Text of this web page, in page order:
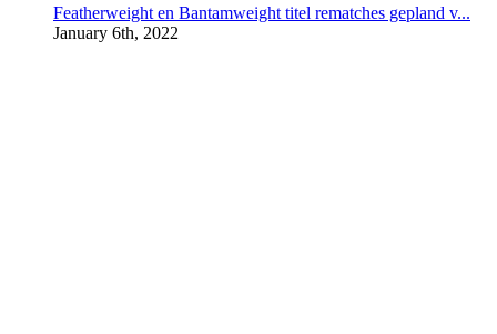
Featherweight en Bantamweight titel rematches gepland v...
January 6th, 2022